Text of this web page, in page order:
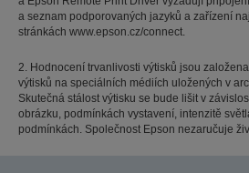
a seznam podporovaných jazyků a zařízení
stránkách www.epson.cz/connect.
2. Hodnocení trvanlivosti výtisků jsou
výtisků na speciálních médiích uložených v
Skutečná stálost výtisku se bude lišit v
obrázku, podmínkách vystavení, intenzitě
podmínkách. Společnost Epson nezaručuje